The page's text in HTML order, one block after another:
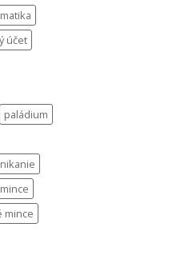
účet
paládium
mince